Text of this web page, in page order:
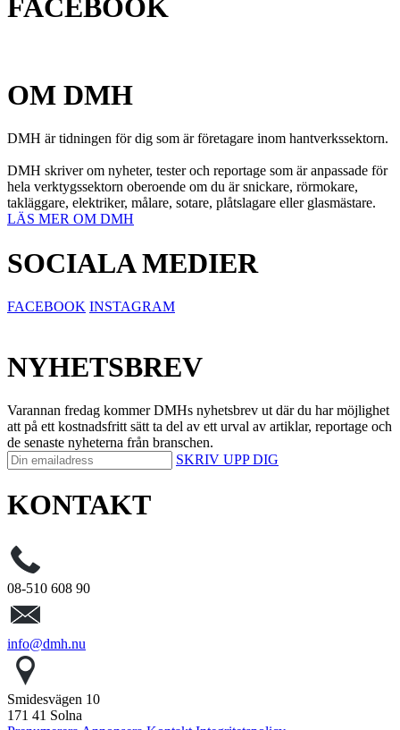
FACEBOOK
OM DMH
DMH är tidningen för dig som är företagare inom hantverkssektorn.
DMH skriver om nyheter, tester och reportage som är anpassade för
hela verktygssektorn oberoende om du är snickare, rörmokare,
takläggare, elektriker, målare, sotare, plåtslagare eller glasmästare.
LÄS MER OM DMH
SOCIALA MEDIER
FACEBOOK INSTAGRAM
NYHETSBREV
Varannan fredag kommer DMHs nyhetsbrev ut där du har möjlighet
att på ett kostnadsfritt sätt ta del av ett urval av artiklar, reportage och
de senaste nyheterna från branschen.
SKRIV UPP DIG
KONTAKT
08-510 608 90
info@dmh.nu
Smidesvägen 10
171 41 Solna